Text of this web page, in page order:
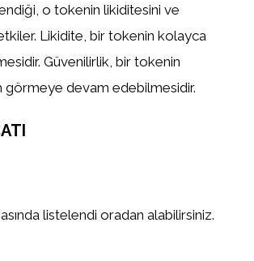
o tokenin likiditesini ve
Likidite, bir tokenin kolayca
Güvenilirlik, bir tokenin
görmeye devam edebilmesidir.
listelendi oradan alabilirsiniz.